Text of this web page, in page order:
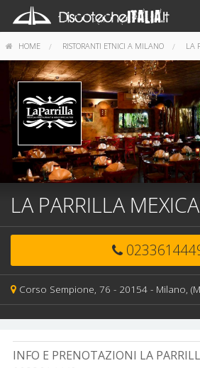
HOME RISTORANTI ETNICI A MILANO LA
LA PARRILLA
Corso Sempione, 76 - 20154 - Milano,
INFO E PRENOTAZIONI LA